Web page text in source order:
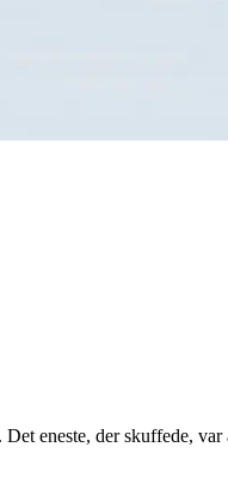
eneste, der skuffede,